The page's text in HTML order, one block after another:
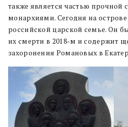
также является частью прочной
монархиями. Сегодня на
российской царской семье. Он
их смерти в 2018-м и содержит
захоронения Романовых в